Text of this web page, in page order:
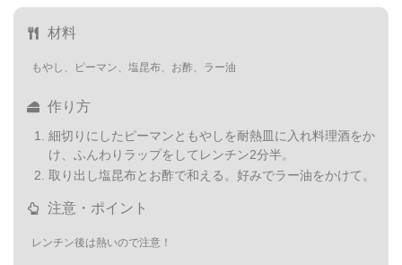
材料
もやし、ピーマン、塩昆布、お酢、ラー油
作り方
細切りにしたピーマンともやしを耐熱皿に入れ料理酒をか
け、ふんわりラップをしてレンチン2分半。
取り出し塩昆布とお酢で和える。好みでラー油をかけて。
注意・ポイント
レンチン後は熱いので注意！